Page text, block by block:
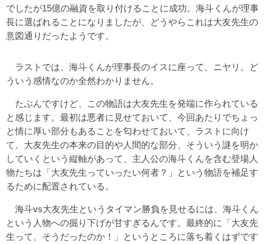
でしたが15億の融資を取り付けることに成功。海斗くんが理事
長に選ばれることになりましたが、どうやらこれは大友先生の
意図通りだったようです。
ラストでは、海斗くんが理事長のイスに座って、ニヤリ。ど
ういう感情なのか全然わかりません。
たぶんですけど、この物語は大友先生を発端に作られている
と感じます。最初は悪者に見せておいて、今回あたりでちょっ
と情に厚い部分もあることを匂わせておいて、ラストに向け
て、大友先生の本来の目的や人間的な部分、そういう謎を明か
していくという縦軸があって、主人公の海斗くんを含む登場人
物たちは「大友先生っていったい何者？」という物語を補足す
るために配置されている。
海斗vs大友先生というタイマン勝負を見せるには、海斗くん
という人物への掘り下げが甘すぎるんです。最終的に「大友先
生って、そうだったのか！」というところに落ち着くはずです